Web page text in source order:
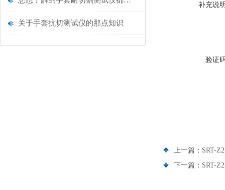
关于手套抗切测试仪的那点知识
补充说
验证
上一篇： SRT-
下一篇： SRT-